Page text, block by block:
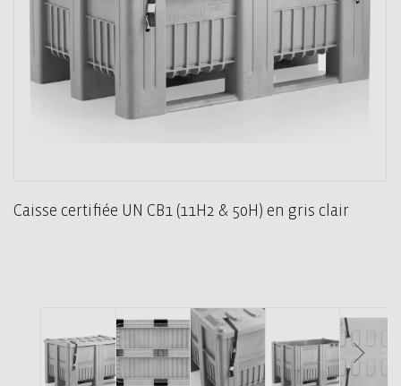
Caisse certifiée UN CB1 (11H2 & 50H) en gris clair